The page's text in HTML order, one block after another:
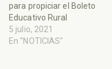
para propiciar el Boleto
Educativo Rural
5 julio, 2021
En "NOTICIAS"